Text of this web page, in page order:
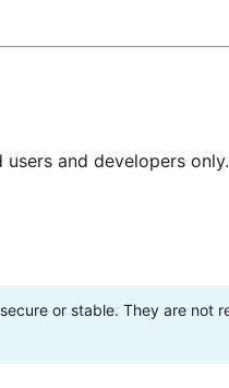
and developers
or stable. They are not